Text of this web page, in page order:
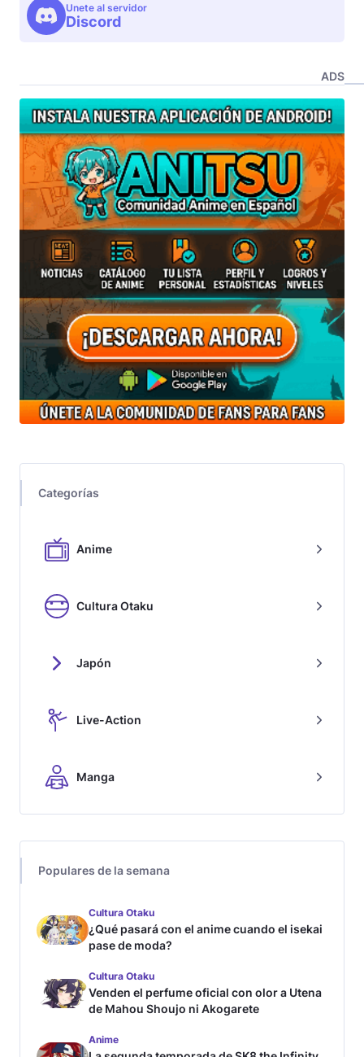
Unete al servidor
Discord
ADS
Categorías
Anime
Cultura Otaku
Japón
Live-Action
Manga
Populares de la semana
Cultura Otaku
¿Qué pasará con el anime cuando el isekai
pase de moda?
Cultura Otaku
Venden el perfume oficial con olor a Utena
de Mahou Shoujo ni Akogarete
Anime